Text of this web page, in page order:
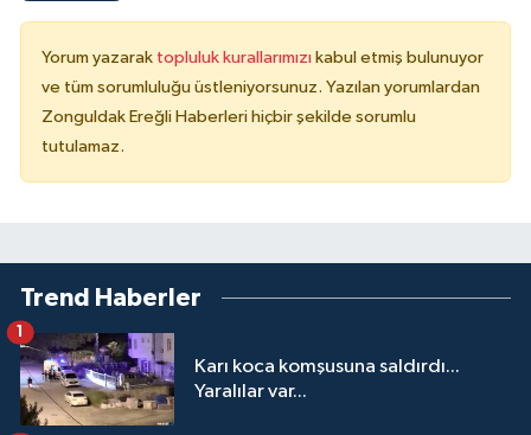
Yorum yazarak topluluk kurallarımızı kabul etmiş bulunuyor
ve tüm sorumluluğu üstleniyorsunuz. Yazılan yorumlardan
Zonguldak Ereğli Haberleri hiçbir şekilde sorumlu
tutulamaz.
Trend Haberler
Karı koca komşusuna saldırdı...
Yaralılar var...
1